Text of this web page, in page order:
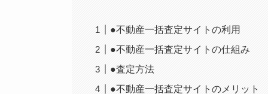
●不動産一括査定サイトの利用
●不動産一括査定サイトの仕組み
●査定方法
●不動産一括査定サイトのメリット